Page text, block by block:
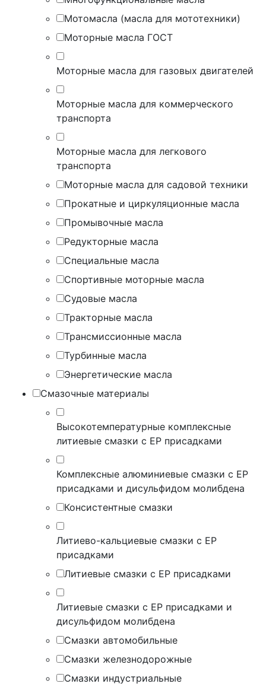
Мотомасла (масла для мототехники)
Моторные масла ГОСТ
Моторные масла для газовых двигателей
Моторные масла для коммерческого
транспорта
Моторные масла для легкового
транспорта
Моторные масла для садовой техники
Прокатные и циркуляционные масла
Промывочные масла
Редукторные масла
Специальные масла
Спортивные моторные масла
Судовые масла
Тракторные масла
Трансмиссионные масла
Турбинные масла
Энергетические масла
Смазочные материалы
Высокотемпературные комплексные
литиевые смазки с EP присадками
Комплексные алюминиевые смазки с EP
присадками и дисульфидом молибдена
Консистентные смазки
Литиево-кальциевые смазки с EP
присадками
Литиевые смазки с EP присадками
Литиевые смазки с EP присадками и
дисульфидом молибдена
Смазки автомобильные
Смазки железнодорожные
Смазки индустриальные